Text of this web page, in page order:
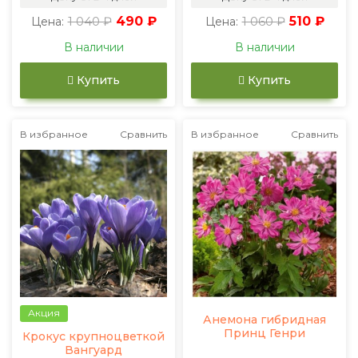
Цена: 1 040 ₽ 490 ₽
В наличии
Купить
Цена: 1 060 ₽ 510 ₽
В наличии
Купить
В избранное Сравнить
Акция
Крокус крупноцветкой
Вангуард
В избранное Сравнить
Анемона гибридная
Принц Генри